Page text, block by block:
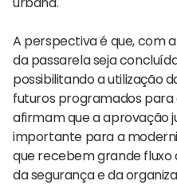
A perspectiva é que, com
da passarela seja
possibilitando a utilização
futuros programados para
afirmam que a aprovação
importante para a
que recebem grande fluxo
da segurança e da